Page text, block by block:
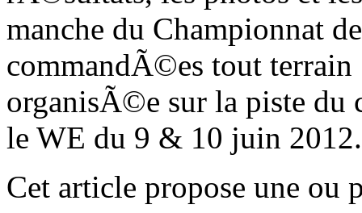
manche du Championnat
commandÃ©es tout
organisÃ©e sur la piste
le WE du 9 & 10 juin
Cet article propose une ou